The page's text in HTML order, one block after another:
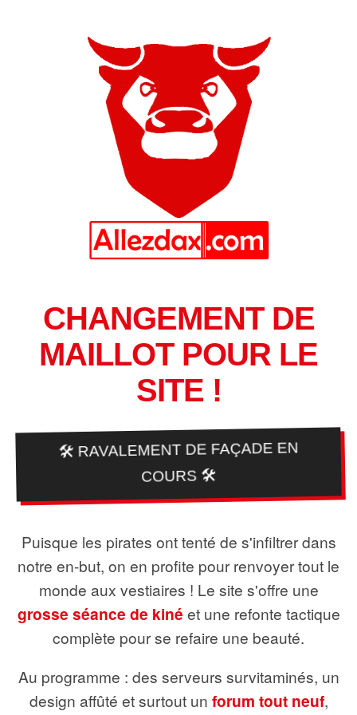
CHANGEMENT DE
MAILLOT POUR LE
SITE !
🛠️ RAVALEMENT DE FAÇADE EN
COURS 🛠️
Puisque les pirates ont tenté de s'infiltrer dans
notre en-but, on en profite pour renvoyer tout le
monde aux vestiaires ! Le site s'offre une
grosse séance de kiné et une refonte tactique
complète pour se refaire une beauté.
Au programme : des serveurs survitaminés, un
design affûté et surtout un forum tout neuf,